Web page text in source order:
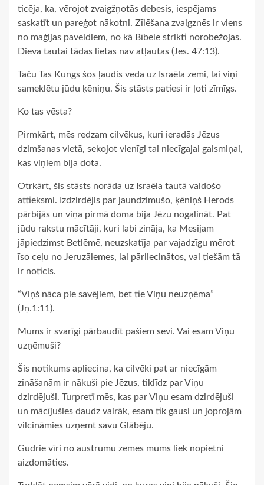
ticēja, ka, vērojot zvaigžņotās debesis, iespējams
saskatīt un pareģot nākotni. Zīlēšana zvaigznēs ir viens
no maģijas paveidiem, no kā Bībele strikti norobežojas.
Dieva tautai tādas lietas nav atļautas (Jes. 47:13).
Taču Tas Kungs šos ļaudis veda uz Israēla zemi, lai viņi
sameklētu jūdu ķēniņu. Šis stāsts patiesi ir ļoti zīmīgs.
Ko tas vēsta?
Pirmkārt, mēs redzam cilvēkus, kuri ieradās Jēzus
dzimšanas vietā, sekojot vienīgi tai niecīgajai gaismiņai,
kas viņiem bija dota.
Otrkārt, šis stāsts norāda uz Israēla tautā valdošo
attieksmi. Izdzirdējis par jaundzimušo, ķēniņš Herods
pārbijās un viņa pirmā doma bija Jēzu nogalināt. Pat
jūdu rakstu mācītāji, kuri labi zināja, ka Mesijam
jāpiedzimst Betlēmē, neuzskatīja par vajadzīgu mērot
īso ceļu no Jeruzālemes, lai pārliecinātos, vai tiešām tā
ir noticis.
“Viņš nāca pie savējiem, bet tie Viņu neuzņēma”
(Jņ.1:11).
Mums ir svarīgi pārbaudīt pašiem sevi. Vai esam Viņu
uzņēmuši?
Šis notikums apliecina, ka cilvēki pat ar niecīgām
zināšanām ir nākuši pie Jēzus, tiklīdz par Viņu
dzirdējuši. Turpretī mēs, kas par Viņu esam dzirdējuši
un mācījušies daudz vairāk, esam tik gausi un joprojām
vilcināmies uzņemt savu Glābēju.
Gudrie vīri no austrumu zemes mums liek nopietni
aizdomāties.